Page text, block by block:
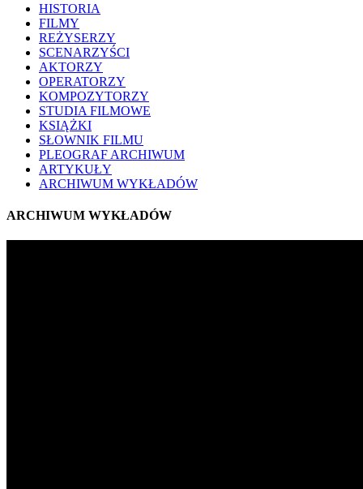
HISTORIA
FILMY
REŻYSERZY
SCENARZYŚCI
AKTORZY
OPERATORZY
KOMPOZYTORZY
STUDIA FILMOWE
KSIĄŻKI
SŁOWNIK FILMU
PLEOGRAF ARCHIWUM
ARTYKUŁY
ARCHIWUM WYKŁADÓW
ARCHIWUM WYKŁADÓW